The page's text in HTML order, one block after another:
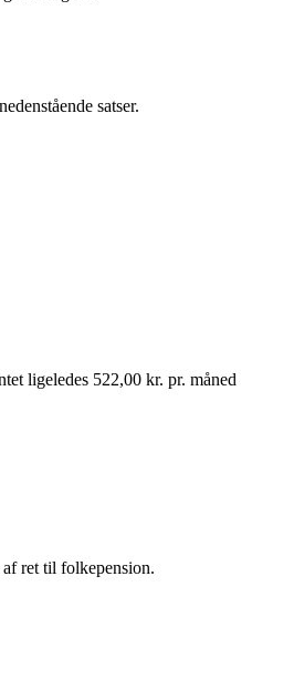
satser.
ligeledes 522,00 kr. pr. måned
ret til folkepension.